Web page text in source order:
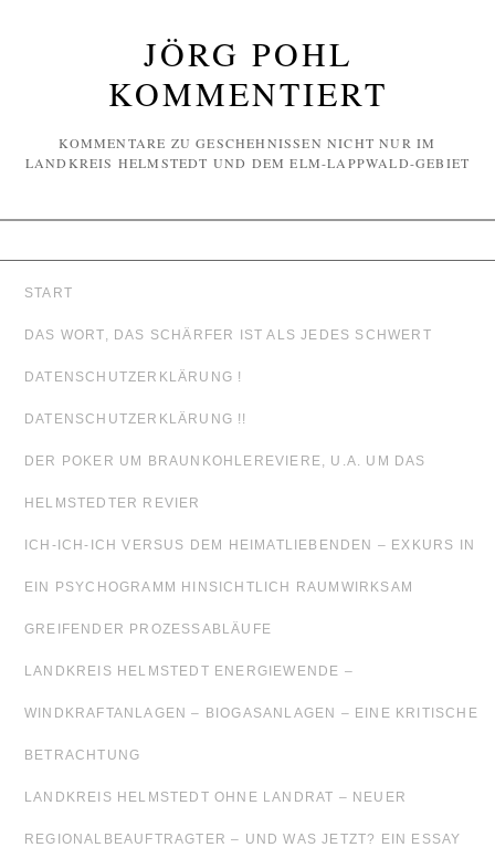
JÖRG POHL
KOMMENTIERT
KOMMENTARE ZU GESCHEHNISSEN NICHT NUR IM
LANDKREIS HELMSTEDT UND DEM ELM-LAPPWALD-GEBIET
START
DAS WORT, DAS SCHÄRFER IST ALS JEDES SCHWERT
DATENSCHUTZERKLÄRUNG !
DATENSCHUTZERKLÄRUNG !!
DER POKER UM BRAUNKOHLEREVIERE, U.A. UM DAS
HELMSTEDTER REVIER
ICH-ICH-ICH VERSUS DEM HEIMATLIEBENDEN – EXKURS IN
EIN PSYCHOGRAMM HINSICHTLICH RAUMWIRKSAM
GREIFENDER PROZESSABLÄUFE
LANDKREIS HELMSTEDT ENERGIEWENDE –
WINDKRAFTANLAGEN – BIOGASANLAGEN – EINE KRITISCHE
BETRACHTUNG
LANDKREIS HELMSTEDT OHNE LANDRAT – NEUER
REGIONALBEAUFTRAGTER – UND WAS JETZT? EIN ESSAY